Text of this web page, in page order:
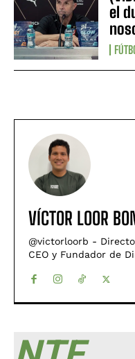
el
VÍCTOR LOOR
@victorloorb -
CEO y Fundador de